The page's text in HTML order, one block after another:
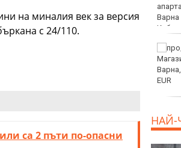
на миналия век за версия
с 24/110.
са 2 пъти по-опасни
НАЙ-